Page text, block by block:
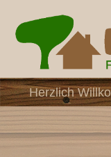
Herzlich